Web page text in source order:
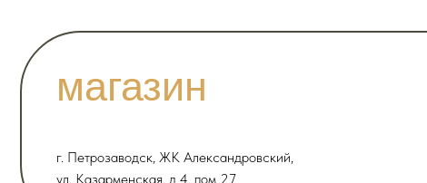
nordic.wood@mail.ru
вконтакте